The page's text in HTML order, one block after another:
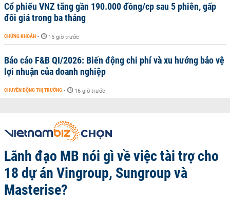
Cổ phiếu VNZ tăng gần 190.000 đồng/cp sau 5 phiên, gấp
đôi giá trong ba tháng
CHỨNG KHOÁN - 15 giờ trước
Báo cáo F&B QI/2026: Biến động chi phí và xu hướng bảo vệ
lợi nhuận của doanh nghiệp
CHUYỂN ĐỘNG THỊ TRƯỜNG - 16 giờ trước
Lãnh đạo MB nói gì về việc tài trợ cho
18 dự án Vingroup, Sungroup và
Masterise?